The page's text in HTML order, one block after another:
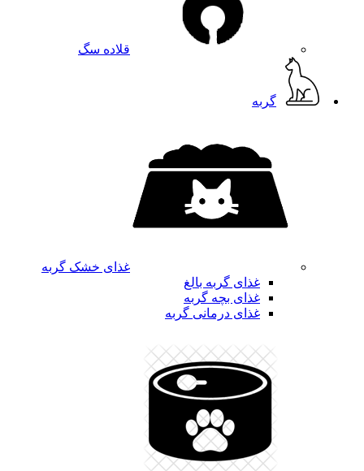
قلاده سگ
گربه
غذای خشک گربه
غذای گربه بالغ
غذای بچه گربه
غذای درمانی گربه